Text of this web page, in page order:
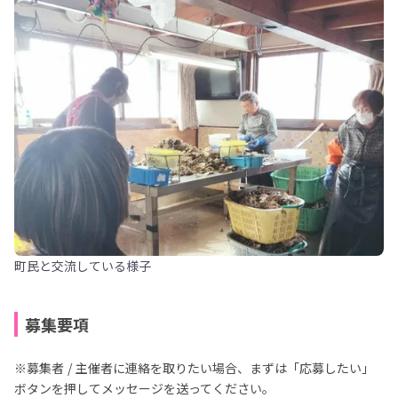
町民と交流している様子
募集要項
※募集者 / 主催者に連絡を取りたい場合、まずは「応募したい」
ボタンを押してメッセージを送ってください。